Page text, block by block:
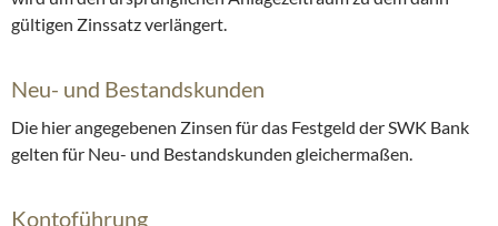
gültigen Zinssatz verlängert.
Neu- und Bestandskunden
Die hier angegebenen Zinsen für das Festgeld der SWK Bank
gelten für Neu- und Bestandskunden gleichermaßen.
Kontoführung